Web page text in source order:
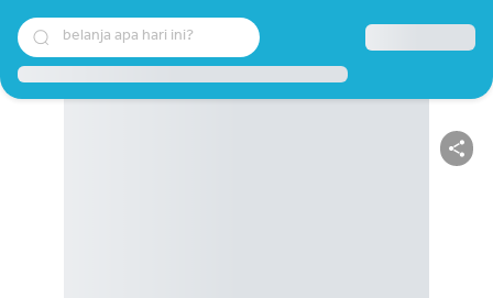
belanja apa hari ini?